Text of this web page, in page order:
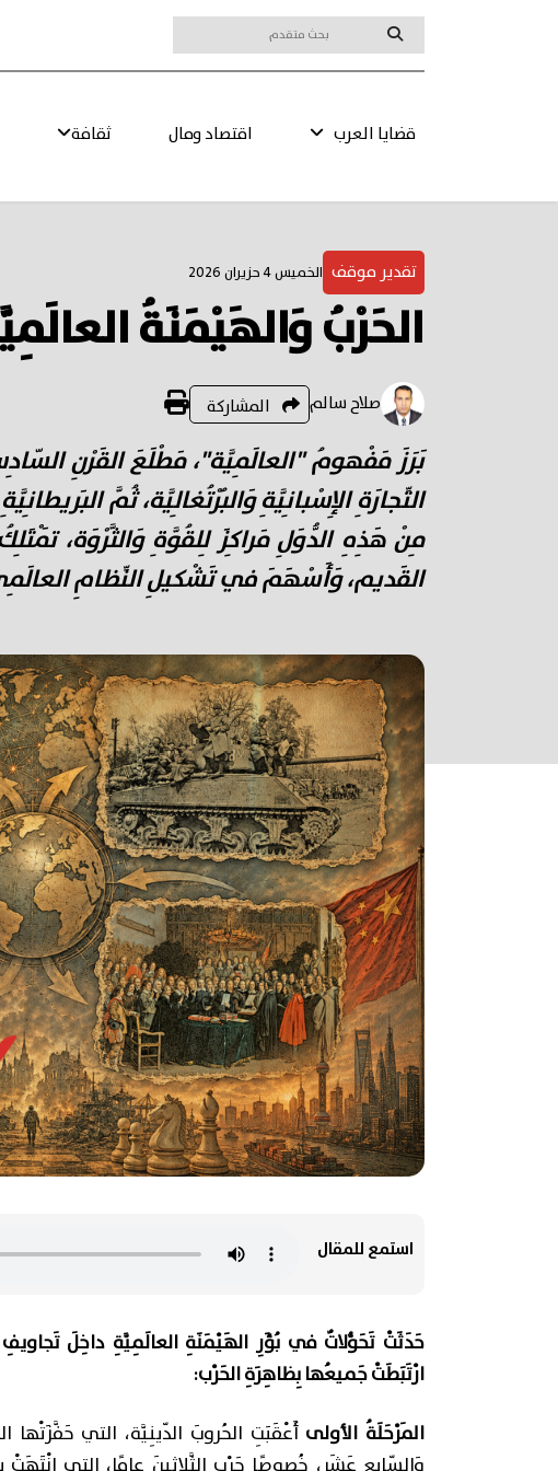
قضايا العرب اقتصاد ومال ثقافة
تقدير موقف الخميس 4 حزيران 2026
الحَرْبُ وَالهَيْمَنَةُ
صلاح سالم المشاركة
بَرَزَ مَفْهومُ "العالَمِيَّة"، مَطْلَعَ القَرْنِ
التِّجارَةِ الإِسْبانِيَّةِ وَالبُرْتُغالِيَّة، ثُمَّ
مِنْ هَذِهِ الدُّوَلِ مَراكِزَ لِلقُوَّةِ وَالثَّرْوَة،
القَديم، وَأَسْهَمَ في تَشْكيلِ النِّظامِ
استمع للمقال
حَدَثَتْ تَحَوُّلاتٌ في بُؤَرِ الهَيْمَنَةِ العالَمِيَّةِ داخِلَ
ارْتَبَطَتْ جَميعُها بِظاهِرَةِ الحَرْب:
المَرْحَلَةُ الأولى أَعْقَبَتِ الحُروبَ الدّينِيَّة، التي حَفَّزَتْها‏